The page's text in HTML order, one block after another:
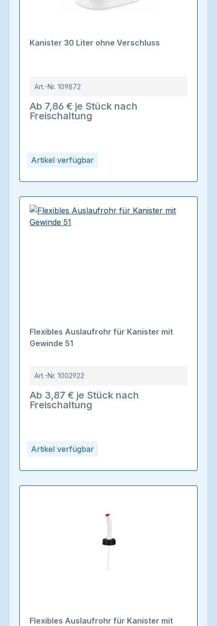
Artikel verfügbar
Kanister 30 Liter ohne Verschluss
Art.-Nr. 109872
Ab 7,86 € je Stück nach
Freischaltung
Artikel verfügbar
Flexibles Auslaufrohr für Kanister mit
Gewinde 51
Art.-Nr. 1002922
Ab 3,87 € je Stück nach
Freischaltung
Flexibles Auslaufrohr für Kanister mit